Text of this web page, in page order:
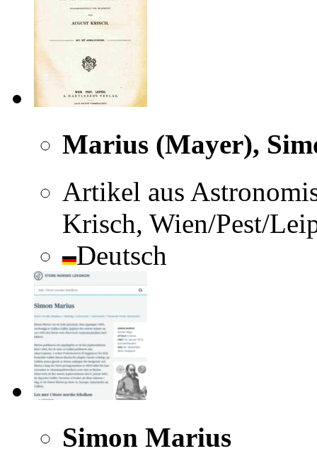
Marius (Mayer),
Artikel aus
Krisch, Wien/Pest/
Deutsch
Simon Marius